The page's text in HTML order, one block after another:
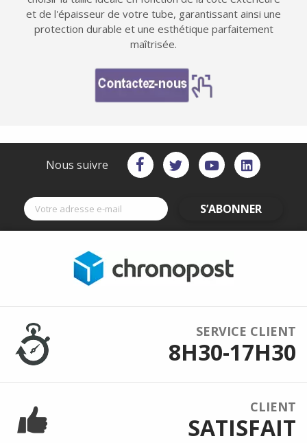
et de l'épaisseur de votre tube, garantissant ainsi une
protection durable et une esthétique parfaitement
maîtrisée.
Nous suivre
S’ABONNER
SERVICE CLIENT
8H30-17H30
CLIENT
SATISFAIT